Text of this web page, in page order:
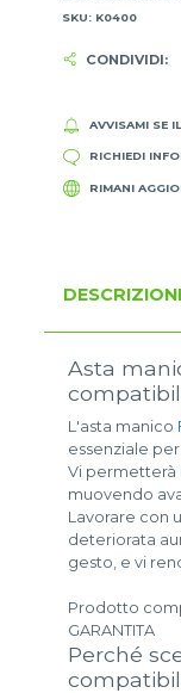
SKU: K0400
CONDIVIDI:
AVVISAMI SE
RICHIEDI
RIMANI
Asta
L'asta manico
essenziale
Vi permetterà
muovendo
Lavorare con
deteriorata
gesto, e vi
Prodotto
GARANTITA
Perché